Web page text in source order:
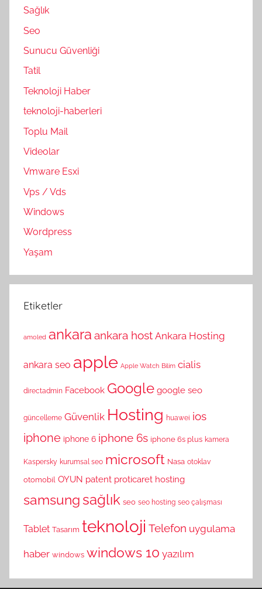
Sağlık
Seo
Sunucu Güvenliği
Tatil
Teknoloji Haber
teknoloji-haberleri
Toplu Mail
Videolar
Vmware Esxi
Vps / Vds
Windows
Wordpress
Yaşam
Etiketler
amoled ankara ankara host Ankara Hosting
ankara seo apple Apple Watch Bilim cialis
directadmin Facebook Google google seo
güncelleme Güvenlik Hosting huawei ios
iphone iphone 6 iphone 6s iphone 6s plus kamera
Kaspersky kurumsal seo microsoft Nasa otoklav
otomobil OYUN patent proticaret hosting
samsung sağlık seo seo hosting seo çalışması
Tablet Tasarım teknoloji Telefon uygulama
haber windows windows 10 yazılım